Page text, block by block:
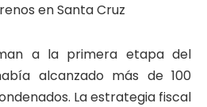
en Santa Cruz
a la primera etapa del
alcanzado más de 100
La estrategia fiscal